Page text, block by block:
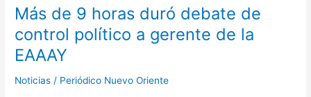
Más de 9 horas duró debate de
control político a gerente de la
EAAAY
Noticias / Periódico Nuevo Oriente
EAAAY